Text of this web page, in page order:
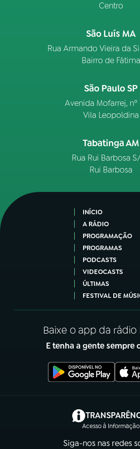
Centro
São Luís MA
Rua Armando Vieira da
Bairro de Fátima
São Paulo SP
Avenida Mofarrej, nº
Vila Leopoldina
Tabatinga AM
Rua Rui Barbosa
Rui Barbosa
INÍCIO
A RÁDIO
PROGRAMAÇÃO
PROGRAMAS
PODCASTS
VIDEOCASTS
ÚLTIMAS
FESTIVAL DE
Baixe o app da rádio
E tenha a gente sempre
Acesso à Informação
(abre
Siga-nos nas redes